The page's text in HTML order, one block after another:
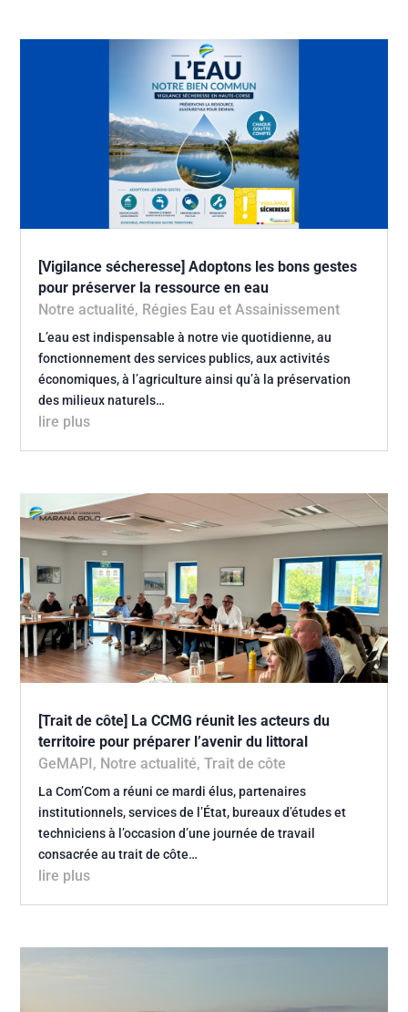
[Vigilance sécheresse] Adoptons les bons gestes
pour préserver la ressource en eau
Notre actualité, Régies Eau et Assainissement
L’eau est indispensable à notre vie quotidienne, au
fonctionnement des services publics, aux activités
économiques, à l’agriculture ainsi qu’à la préservation
des milieux naturels…
lire plus
[Trait de côte] La CCMG réunit les acteurs du
territoire pour préparer l’avenir du littoral
GeMAPI, Notre actualité,Trait de côte
La Com’Com a réuni ce mardi élus, partenaires
institutionnels, services de l’État, bureaux d’études et
techniciens à l’occasion d’une journée de travail
consacrée au trait de côte…
lire plus